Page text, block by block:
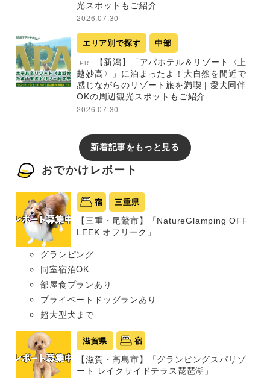
光スポットもご紹介
2026.07.30
エリア別で探す 中部
PR
【新潟】「アパホテル＆リゾート〈上
越妙高〉」に泊まったよ！大自然を間近で
感じながらのリゾート旅を満喫 | 愛犬同伴
OKの周辺観光スポットもご紹介
2026.07.30
新着記事をもっと見る
おでかけレポート
宿 三重県
【三重・尾鷲市】「NatureGlamping OFF
LEEK オフリーク」
グランピング
同室宿泊OK
部屋食プランあり
プライベートドッグランあり
超大型犬まで
滋賀県 宿
【滋賀・高島市】「グランピングスパリゾ
ート レイクサイドテラス琵琶湖」